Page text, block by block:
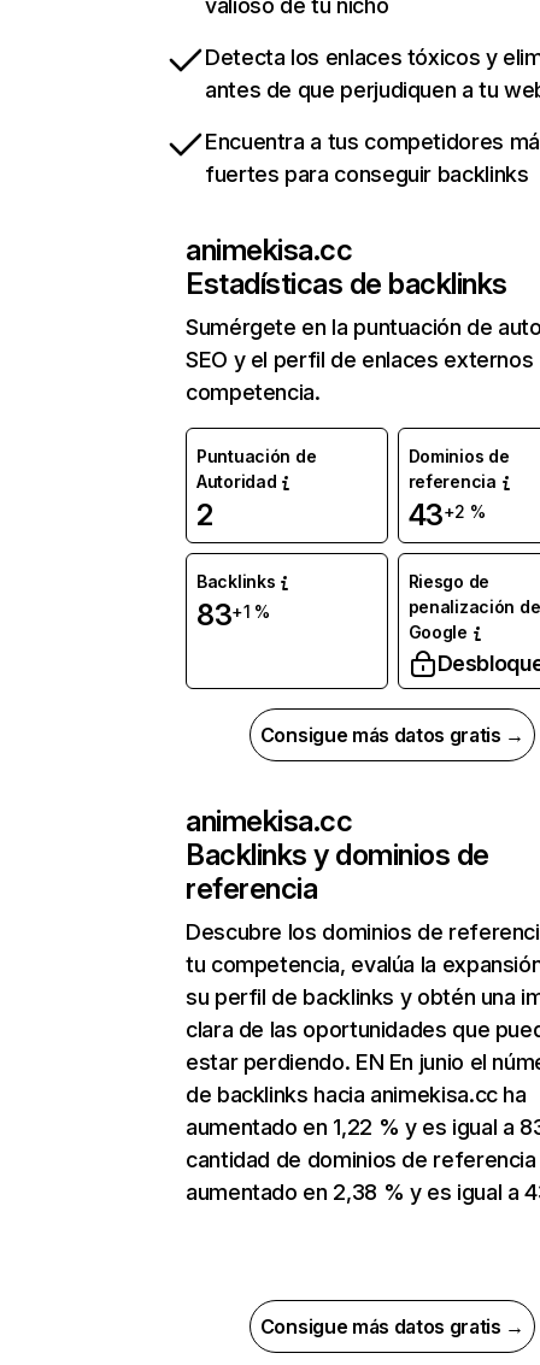
valioso de tu nicho
Detecta los enlaces tóxicos y
antes de que perjudiquen a tu
Encuentra a tus competidores
fuertes para conseguir backlinks
animekisa.cc
Estadísticas de backlinks
Sumérgete en la puntuación de
SEO y el perfil de enlaces externos
competencia.
Puntuación de
Autoridad
2
Dominios de
referencia
43+2 %
Backlinks
83+1 %
Riesgo de
penalización de
Google
Consigue más datos gratis →
animekisa.cc
Backlinks y dominios de
referencia
Descubre los dominios de
tu competencia, evalúa la
su perfil de backlinks y obtén una
clara de las oportunidades que
estar perdiendo. EN En junio el
de backlinks hacia animekisa.cc ha
aumentado en 1,22 % y es igual a
cantidad de dominios de referencia
aumentado en 2,38 % y es igual a
Consigue más datos gratis →